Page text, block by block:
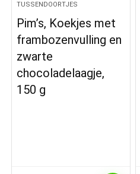
TUSSENDOORTJES
Pim’s, Koekjes met
frambozenvulling en
zwarte
chocoladelaagje,
150 g